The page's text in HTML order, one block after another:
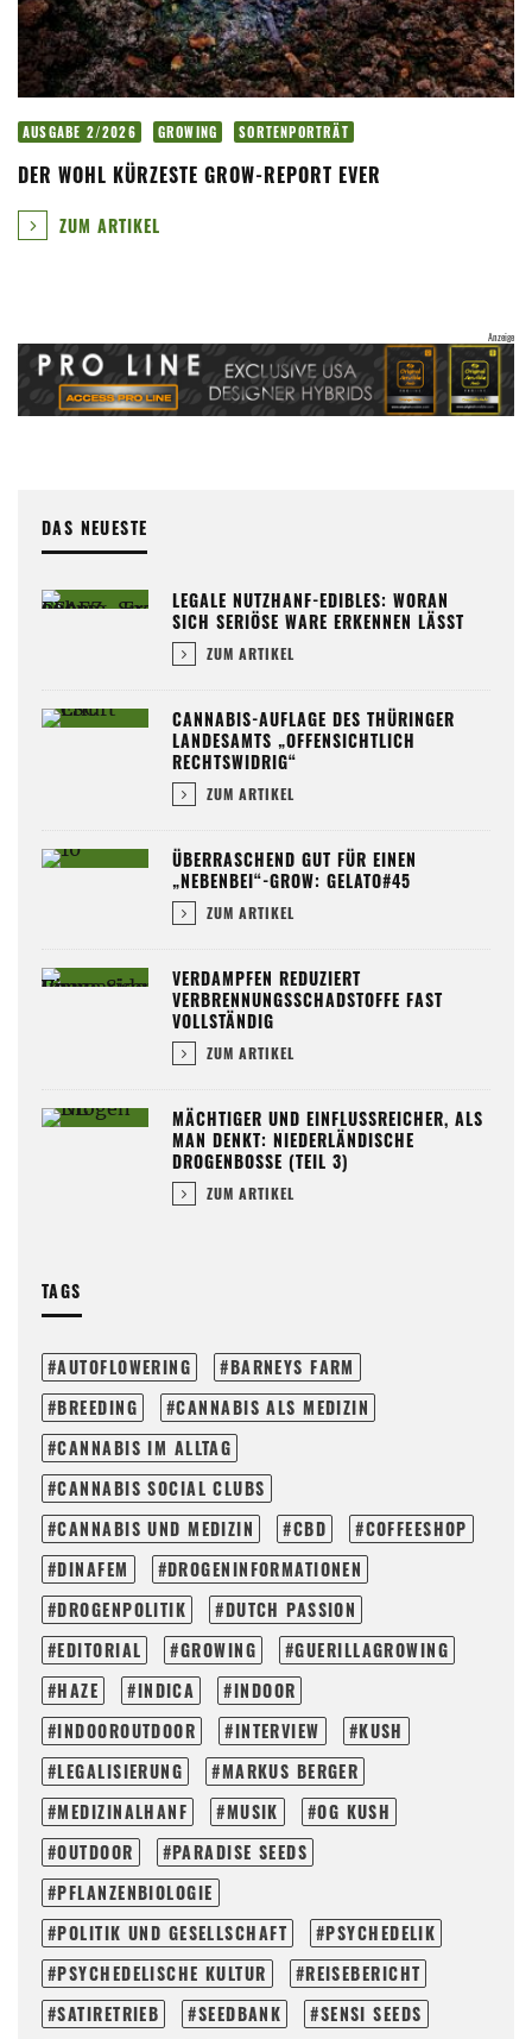
AUSGABE 2/2026 GROWING SORTENPORTRÄT
DER WOHL KÜRZESTE GROW-REPORT EVER
ZUM ARTIKEL
DAS NEUESTE
LEGALE NUTZHANF-EDIBLES: WORAN
SICH SERIÖSE WARE ERKENNEN LÄSST
ZUM ARTIKEL
CANNABIS-AUFLAGE DES THÜRINGER
LANDESAMTS „OFFENSICHTLICH
RECHTSWIDRIG“
ZUM ARTIKEL
ÜBERRASCHEND GUT FÜR EINEN
„NEBENBEI“-GROW: GELATO#45
ZUM ARTIKEL
VERDAMPFEN REDUZIERT
VERBRENNUNGSSCHADSTOFFE FAST
VOLLSTÄNDIG
ZUM ARTIKEL
MÄCHTIGER UND EINFLUSSREICHER, ALS
MAN DENKT: NIEDERLÄNDISCHE
DROGENBOSSE (TEIL 3)
ZUM ARTIKEL
TAGS
AUTOFLOWERING
BARNEYS FARM
BREEDING
CANNABIS ALS MEDIZIN
CANNABIS IM ALLTAG
CANNABIS SOCIAL CLUBS
CANNABIS UND MEDIZIN
CBD
COFFEESHOP
DINAFEM
DROGENINFORMATIONEN
DROGENPOLITIK
DUTCH PASSION
EDITORIAL
GROWING
GUERILLAGROWING
HAZE
INDICA
INDOOR
INDOOROUTDOOR
INTERVIEW
KUSH
LEGALISIERUNG
MARKUS BERGER
MEDIZINALHANF
MUSIK
OG KUSH
OUTDOOR
PARADISE SEEDS
PFLANZENBIOLOGIE
POLITIK UND GESELLSCHAFT
PSYCHEDELIK
PSYCHEDELISCHE KULTUR
REISEBERICHT
SATIRETRIEB
SEEDBANK
SENSI SEEDS